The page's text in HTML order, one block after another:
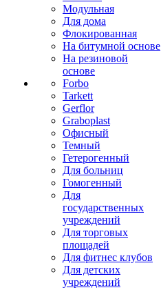
Модульная
Для дома
Флокированная
На битумной основе
На резиновой
основе
Forbo
Tarkett
Gerflor
Graboplast
Офисный
Темный
Гетерогенный
Для больниц
Гомогенный
Для
государственных
учреждений
Для торговых
площадей
Для фитнес клубов
Для детских
учреждений